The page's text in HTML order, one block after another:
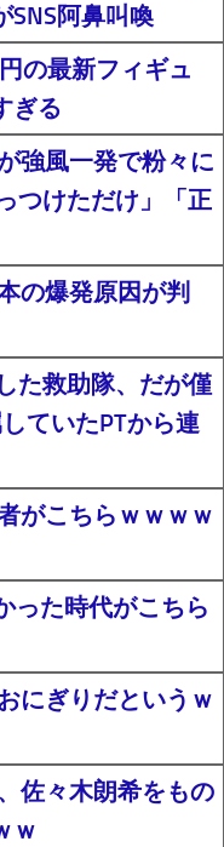
SNS阿鼻叫喚
の最新フィギュ
ぎる
強風一発で粉々に
つけただけ」「正
の爆発原因が判
た救助隊、だが僅
ていたPTから連
がこちらｗｗｗｗ
った時代がこちら
にぎりだというｗ
佐々木朗希をもの
ｗ